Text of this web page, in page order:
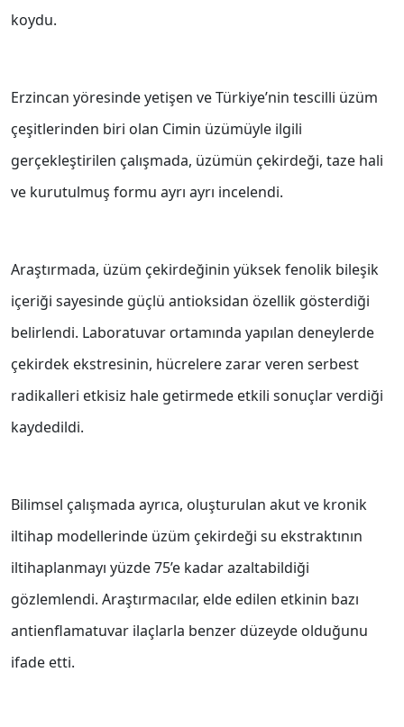
koydu.
Erzincan yöresinde yetişen ve Türkiye’nin tescilli üzüm
çeşitlerinden biri olan Cimin üzümüyle ilgili
gerçekleştirilen çalışmada, üzümün çekirdeği, taze hali
ve kurutulmuş formu ayrı ayrı incelendi.
Araştırmada, üzüm çekirdeğinin yüksek fenolik bileşik
içeriği sayesinde güçlü antioksidan özellik gösterdiği
belirlendi. Laboratuvar ortamında yapılan deneylerde
çekirdek ekstresinin, hücrelere zarar veren serbest
radikalleri etkisiz hale getirmede etkili sonuçlar verdiği
kaydedildi.
Bilimsel çalışmada ayrıca, oluşturulan akut ve kronik
iltihap modellerinde üzüm çekirdeği su ekstraktının
iltihaplanmayı yüzde 75’e kadar azaltabildiği
gözlemlendi. Araştırmacılar, elde edilen etkinin bazı
antienflamatuvar ilaçlarla benzer düzeyde olduğunu
ifade etti.